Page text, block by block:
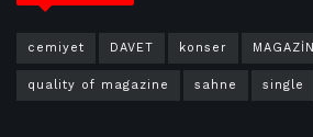
cemiyet DAVET konser MAGAZİN
quality of magazine sahne single